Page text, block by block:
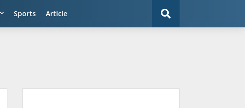
Sports Article